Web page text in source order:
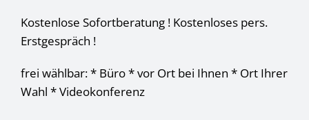
Kostenlose Sofortberatung ! Kostenloses pers.
Erstgespräch !
frei wählbar: * Büro * vor Ort bei Ihnen * Ort Ihrer
Wahl * Videokonferenz